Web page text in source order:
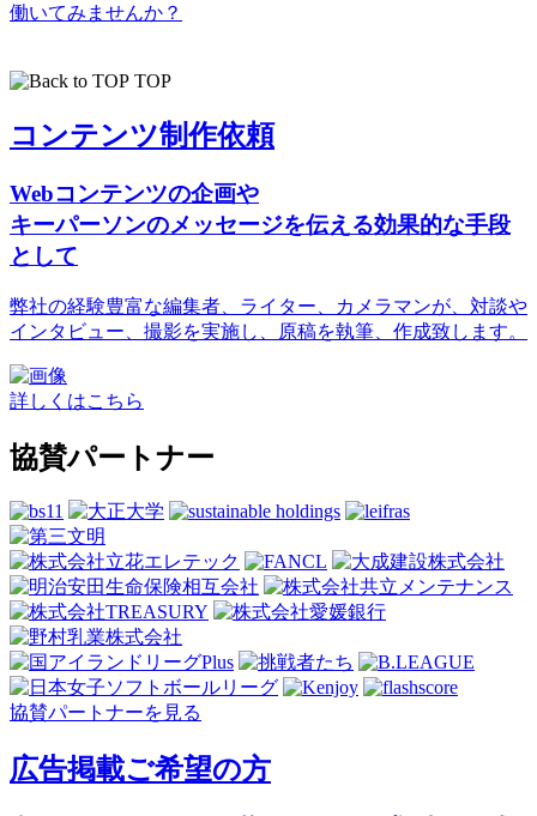
働いてみませんか？
TOP
コンテンツ制作依頼
Webコンテンツの企画や
キーパーソンのメッセージを伝える効果的な手段
として
弊社の経験豊富な編集者、ライター、カメラマンが、対談や
インタビュー、撮影を実施し、原稿を執筆、作成致します。
詳しくはこちら
協賛パートナー
協賛パートナーを見る
広告掲載ご希望の方